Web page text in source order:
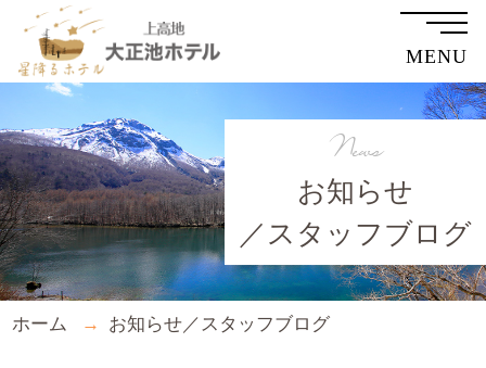
MENU
お知らせ
／スタッフブログ
News
ホーム お知らせ／スタッフブログ